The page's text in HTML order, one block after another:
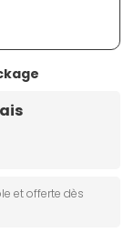
et offerte dès